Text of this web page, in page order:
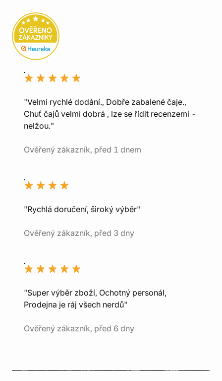
"Velmi rychlé dodání., Dobře zabalené čaje.,
Chuť čajů velmi dobrá , lze se řídit recenzemi -
nelžou."
Ověřený zákazník, před 1 dnem
"Rychlá doručení, široký výběr"
Ověřený zákazník, před 3 dny
"Super výběr zboží, Ochotný personál,
Prodejna je ráj všech nerdů"
Ověřený zákazník, před 6 dny